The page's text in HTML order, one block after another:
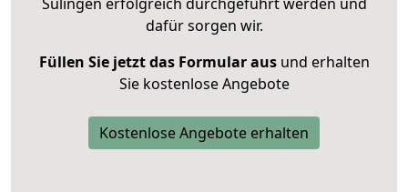
dafür sorgen wir.
Füllen Sie jetzt das Formular ausund erhalten
Sie kostenlose Angebote
Kostenlose Angebote erhalten